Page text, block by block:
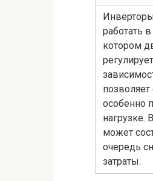
работать
котором
позволяет
особенно
нагрузке.
может
очередь
затраты.